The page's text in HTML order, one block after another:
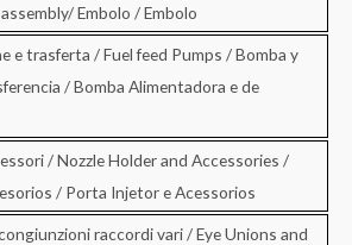
Embolo / Embolo
e trasferta / Fuel feed Pumps / Bomba y
/ Bomba Alimentadora e de
/ Nozzle Holder and Accessories /
/ Porta Injetor e Acessorios
raccordi vari / Eye Unions and